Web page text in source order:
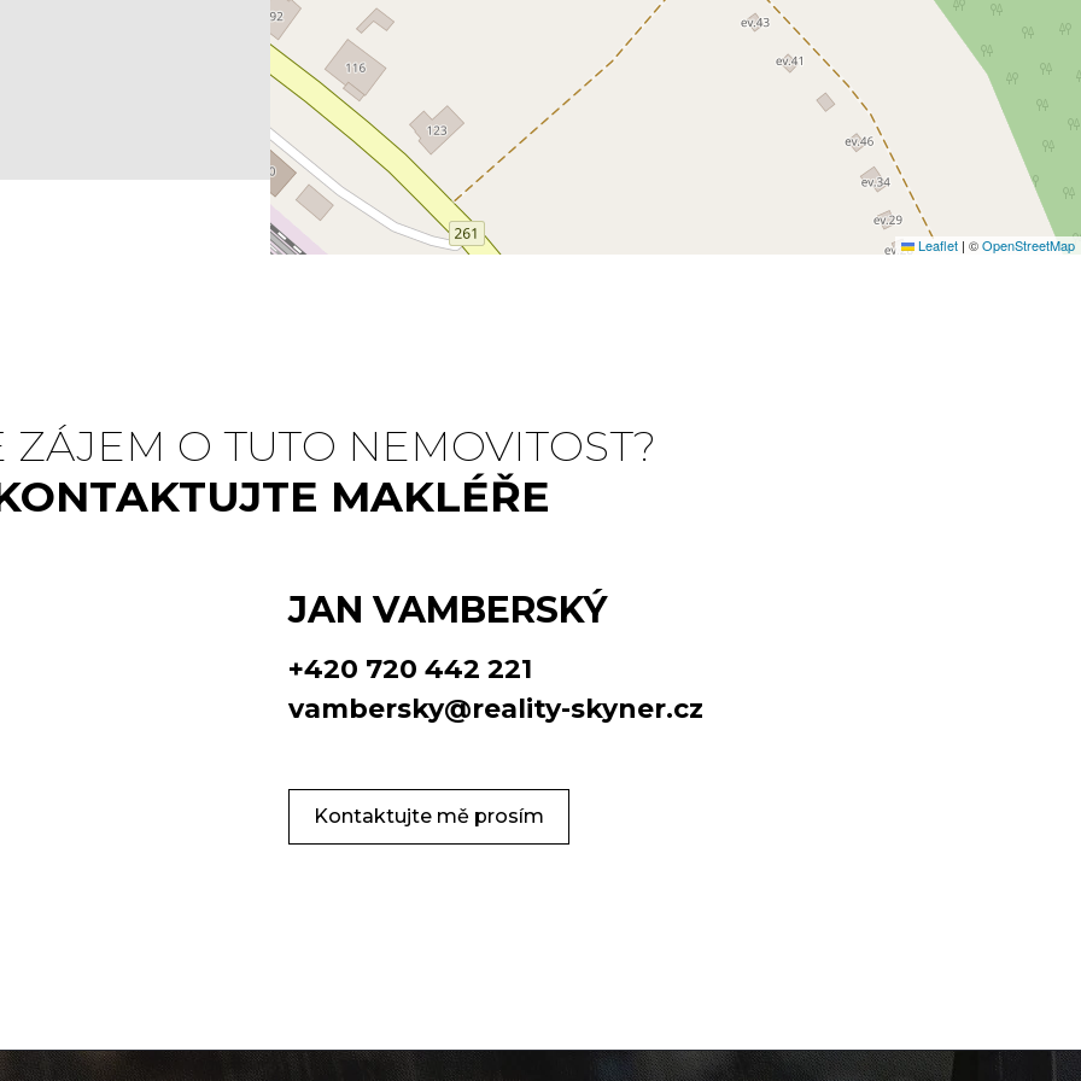
Leaflet | ©OpenStreetMap
ZÁJEM O TUTO NEMOVITOST?
MAKLÉŘE
JAN VAMBERSKÝ
+420 720 442 221
vambersky@reality-skyner.cz
Kontaktujte mě prosím